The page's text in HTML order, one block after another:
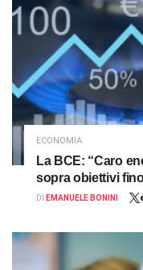
ECONOMIA
La BCE: “Caro
sopra obiettivi
DI EMANUELE BONINI